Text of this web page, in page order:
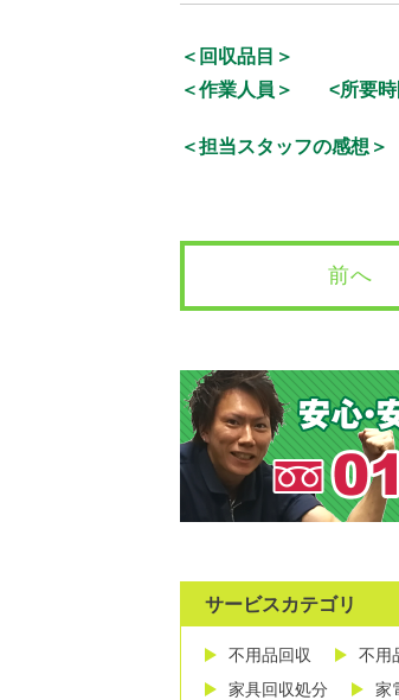
＜回収品目＞
＜作業人員＞
<所要
＜担当スタッフの感想＞
前へ
サービスカテゴリ
不用品回収 不用
家具回収処分
家